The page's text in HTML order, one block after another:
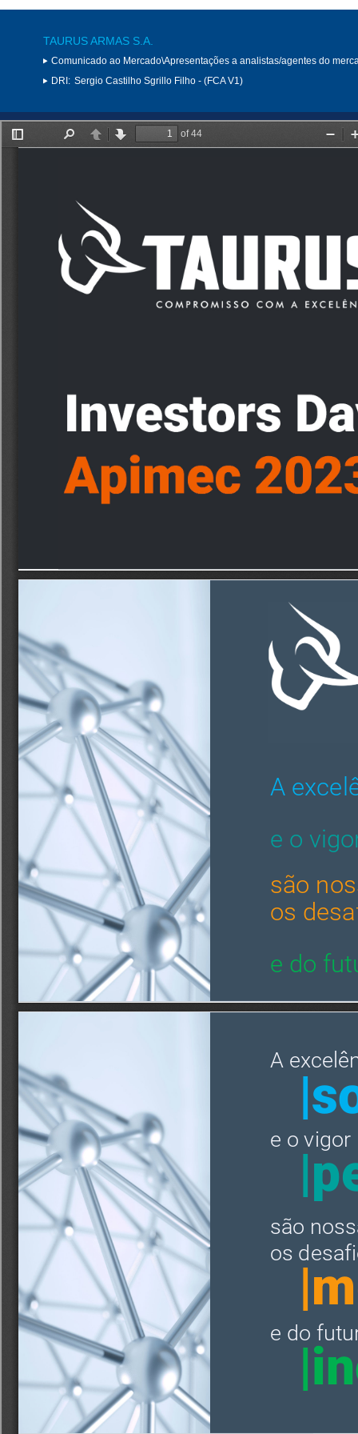
TAURUS ARMAS S.A.
Comunicado ao Mercado\Apresentações a analistas/agentes do
DRI: Sergio Castilho Sgrillo Filho - (FCA V1)